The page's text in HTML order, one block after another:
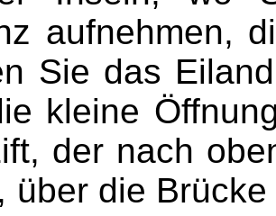
aufnehmen,
Sie das
kleine
der nach
über die